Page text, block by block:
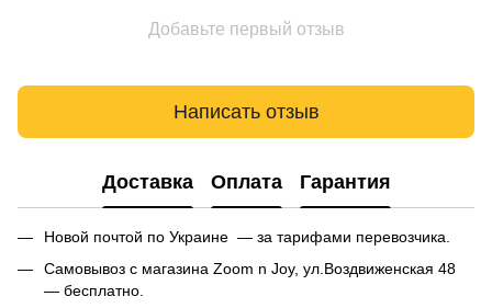
Добавьте первый отзыв
Написать отзыв
Доставка Оплата Гарантия
Новой почтой по Украине — за тарифами перевозчика.
Самовывоз с магазина Zoom n Joy, ул.Воздвиженская 48
— бесплатно.